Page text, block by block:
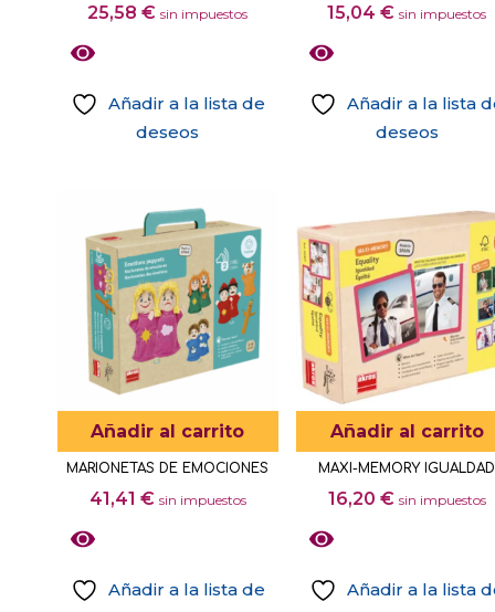
25,58€ sin impuestos
Añadir a la lista de
deseos
15,04€ sin impuestos
Añadir a la lista
deseos
Añadir al carrito
MARIONETAS DE EMOCIONES
41,41 € sin impuestos
Añadir a la lista de
Añadir al carrito
MAXI-MEMORY IGUALDAD
16,20 € sin impuestos
Añadir a la lista